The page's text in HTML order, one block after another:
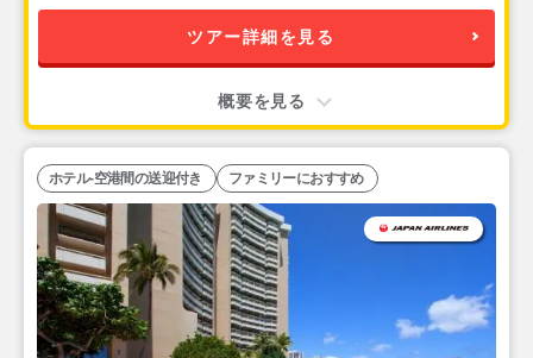
ツアー詳細を見る
概要を見る
ホテル-空港間の送迎付き ファミリーにおすすめ